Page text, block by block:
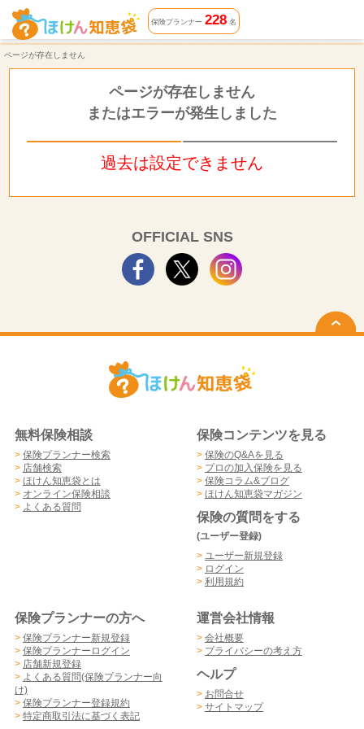
ページが存在しません | ほけん知恵袋
保険プランナー 228名
ページが存在しません
ページが存在しません
またはエラーが発生しました
過去は設定できません
OFFICIAL SNS
無料保険相談
> 保険プランナー検索
> 店舗検索
> ほけん知恵袋とは
> オンライン保険相談
> よくある質問
保険コンテンツを見る
> 保険のQ&Aを見る
> プロの加入保険を見る
> 保険コラム&ブログ
> ほけん知恵袋マガジン
保険の質問をする
(ユーザー登録)
> ユーザー新規登録
> ログイン
> 利用規約
保険プランナーの方へ
> 保険プランナー新規登録
> 保険プランナーログイン
> 店舗新規登録
> よくある質問(保険プランナー向
け)
> 保険プランナー登録規約
> 特定商取引法に基づく表記
運営会社情報
> 会社概要
> プライバシーの考え方
ヘルプ
> お問合せ
> サイトマップ